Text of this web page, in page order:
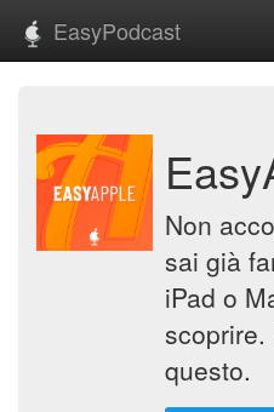
EasyPodcast
Non
sai già
iPad o
scoprire.
questo.